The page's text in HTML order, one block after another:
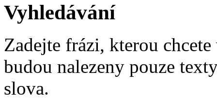
Vyhledávání
Zadejte frázi, kterou
budou nalezeny pouze
slova.